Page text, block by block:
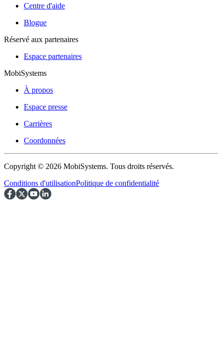
Centre d'aide
Blogue
Réservé aux partenaires
Espace partenaires
MobiSystems
À propos
Espace presse
Carrières
Coordonnées
Copyright © 2026 MobiSystems. Tous droits réservés.
Conditions d'utilisationPolitique de confidentialité